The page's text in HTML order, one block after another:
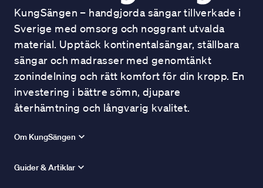
KungSängen – handgjorda sängar tillverkade i
Sverige med omsorg och noggrant utvalda
material. Upptäck kontinentalsängar, ställbara
sängar och madrasser med genomtänkt
zonindelning och rätt komfort för din kropp. En
investering i bättre sömn, djupare
återhämtning och långvarig kvalitet.
Om KungSängen
Guider & Artiklar